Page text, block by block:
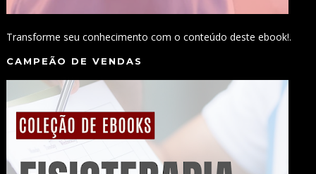
Transforme seu conhecimento com o conteúdo deste ebook!.
CAMPEÃO DE VENDAS